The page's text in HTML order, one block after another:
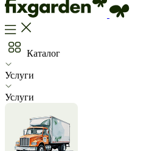
Каталог
Услуги
Услуги